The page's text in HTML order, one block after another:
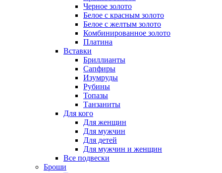
Черное золото
Белое с красным золото
Белое с желтым золото
Комбинированное золото
Платина
Вставки
Бриллианты
Сапфиры
Изумруды
Рубины
Топазы
Танзаниты
Для кого
Для женщин
Для мужчин
Для детей
Для мужчин и женщин
Все подвески
Броши